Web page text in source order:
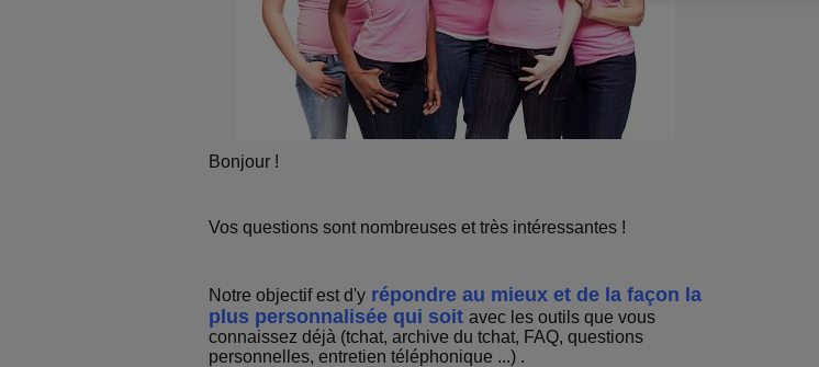
Bonjour !
Vos questions sont nombreuses et très intéressantes !
Notre objectif est d'y répondre au mieux et de la façon la
plus personnalisée qui soit avec les outils que vous
connaissez déjà (tchat, archive du tchat, FAQ, questions
personnelles, entretien téléphonique ...) .